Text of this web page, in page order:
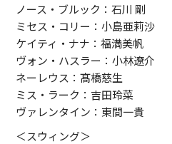
ノース・ブルック：石川 剛
ミセス・コリー：小島亜莉沙
ケイティ・ナナ：福満美帆
ヴォン・ハスラー：小林遼介
ネーレウス：髙橋慈生
ミス・ラーク：吉田玲菜
ヴァレンタイン：東間一貴
＜スウィング＞